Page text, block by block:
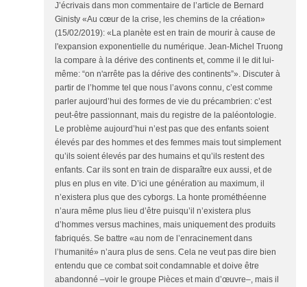
J’écrivais dans mon commentaire de l’article de Bernard
Ginisty «Au cœur de la crise, les chemins de la création»
(15/02/2019): «La planète est en train de mourir à cause de
l'expansion exponentielle du numérique. Jean-Michel Truong
la compare à la dérive des continents et, comme il le dit lui-
même: “on n'arrête pas la dérive des continents”». Discuter à
partir de l’homme tel que nous l’avons connu, c’est comme
parler aujourd’hui des formes de vie du précambrien: c’est
peut-être passionnant, mais du registre de la paléontologie.
Le problème aujourd’hui n’est pas que des enfants soient
élevés par des hommes et des femmes mais tout simplement
qu’ils soient élevés par des humains et qu’ils restent des
enfants. Car ils sont en train de disparaître eux aussi, et de
plus en plus en vite. D’ici une génération au maximum, il
n’existera plus que des cyborgs. La honte prométhéenne
n’aura même plus lieu d’être puisqu’il n’existera plus
d’hommes versus machines, mais uniquement des produits
fabriqués. Se battre «au nom de l’enracinement dans
l’humanité» n’aura plus de sens. Cela ne veut pas dire bien
entendu que ce combat soit condamnable et doive être
abandonné ‒voir le groupe Pièces et main d’œuvre‒, mais il